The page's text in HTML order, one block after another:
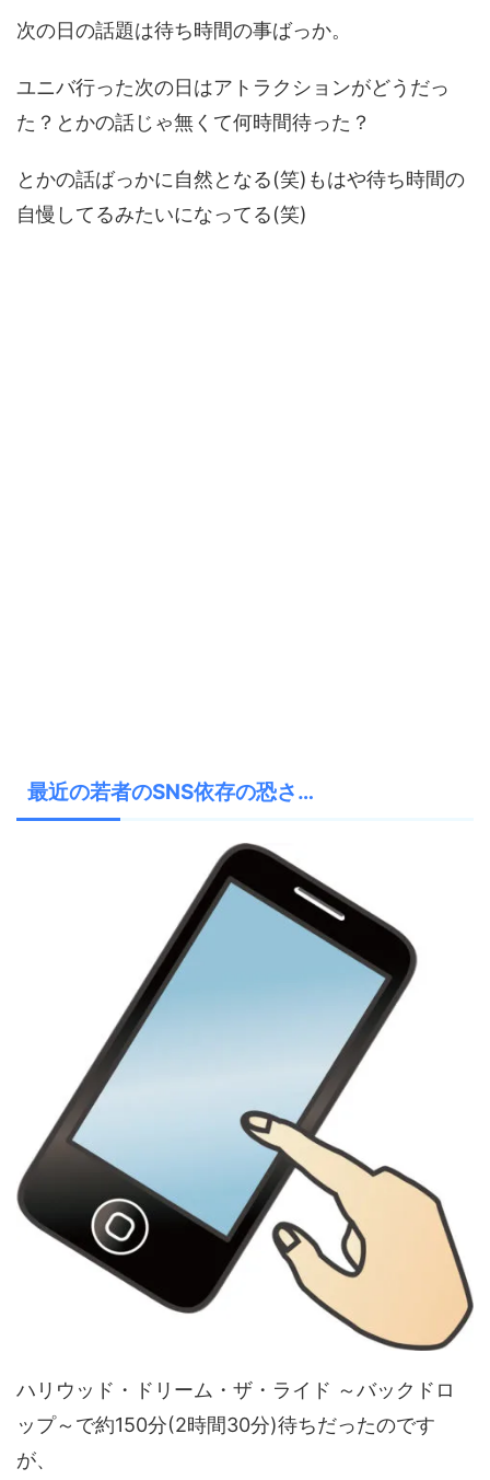
次の日の話題は待ち時間の事ばっか。
ユニバ行った次の日はアトラクションがどうだっ
た？とかの話じゃ無くて何時間待った？
とかの話ばっかに自然となる(笑)もはや待ち時間の
自慢してるみたいになってる(笑)
最近の若者のSNS依存の恐さ…
ハリウッド・ドリーム・ザ・ライド ～バックドロ
ップ～で約150分(2時間30分)待ちだったのです
が、